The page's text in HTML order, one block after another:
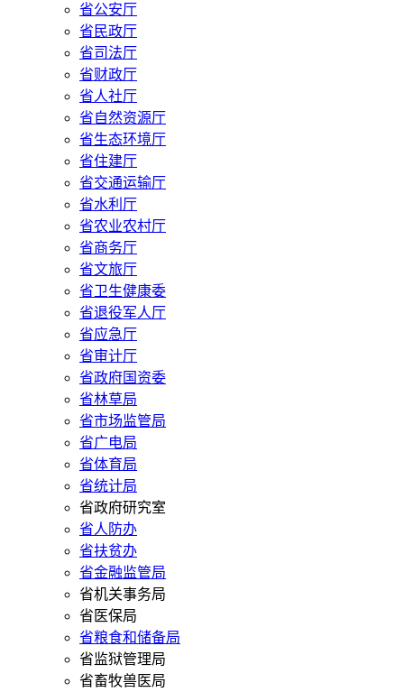
省公安厅
省民政厅
省司法厅
省财政厅
省人社厅
省自然资源厅
省生态环境厅
省住建厅
省交通运输厅
省水利厅
省农业农村厅
省商务厅
省文旅厅
省卫生健康委
省退役军人厅
省应急厅
省审计厅
省政府国资委
省林草局
省市场监管局
省广电局
省体育局
省统计局
省政府研究室
省人防办
省扶贫办
省金融监管局
省机关事务局
省医保局
省粮食和储备局
省监狱管理局
省畜牧兽医局